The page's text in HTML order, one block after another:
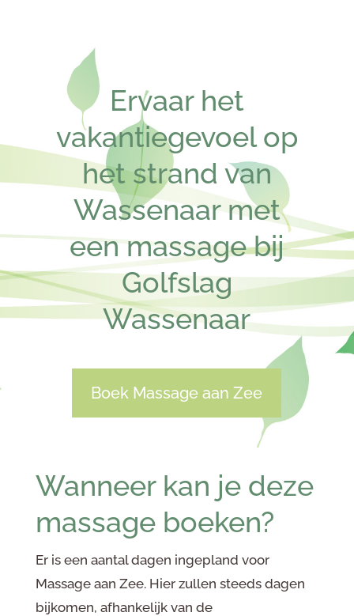
Ervaar het
vakantiegevoel op
het strand van
Wassenaar met
een massage bij
Golfslag
Wassenaar
Boek Massage aan Zee
Wanneer kan je deze
massage boeken?
Er is een aantal dagen ingepland voor
Massage aan Zee. Hier zullen steeds dagen
bijkomen, afhankelijk van de